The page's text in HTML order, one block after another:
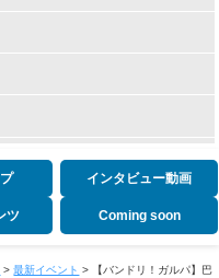
インタビュー動画
ツ Coming soon
>最新イベント >
【バンドリ！ガルパ】巴